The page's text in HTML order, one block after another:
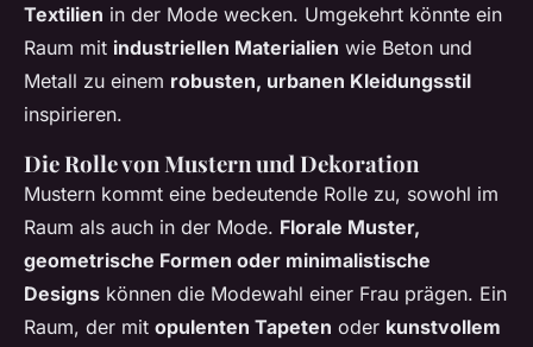
Textilien in der Mode wecken. Umgekehrt könnte ein
Raum mit industriellen Materialien wie Beton und
Metall zu einem robusten, urbanen Kleidungsstil
inspirieren.
Die Rolle von Mustern und Dekoration
Mustern kommt eine bedeutende Rolle zu, sowohl im
Raum als auch in der Mode. Florale Muster,
geometrische Formen oder minimalistische
Designs können die Modewahl einer Frau prägen. Ein
Raum, der mit opulenten Tapeten oder kunstvollem